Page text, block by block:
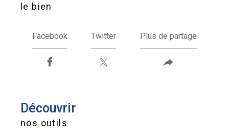
le bien
Facebook Twitter Plus de partage
découvrir
nos outils